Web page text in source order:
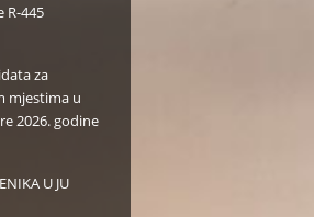
R-445
za
mjestima u
2026. godine
U JU